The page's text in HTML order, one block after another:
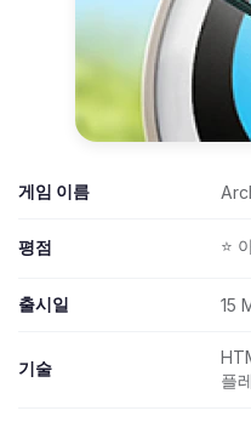
게임 이름
평점 ⭐
출시일 15
기술
플